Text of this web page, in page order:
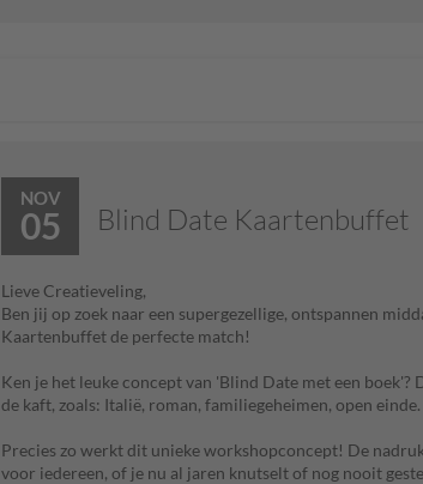
NOV
05 Blind Date Kaartenbuffet
Lieve Creatieveling,
Ben jij op zoek naar een supergezellige, ontspannen
Kaartenbuffet de perfecte match!
Ken je het leuke concept van 'Blind Date met een
de kaft, zoals: Italië, roman, familiegeheimen, open einde.
Precies zo werkt dit unieke workshopconcept! De
voor iedereen, of je nu al jaren knutselt of nog nooit